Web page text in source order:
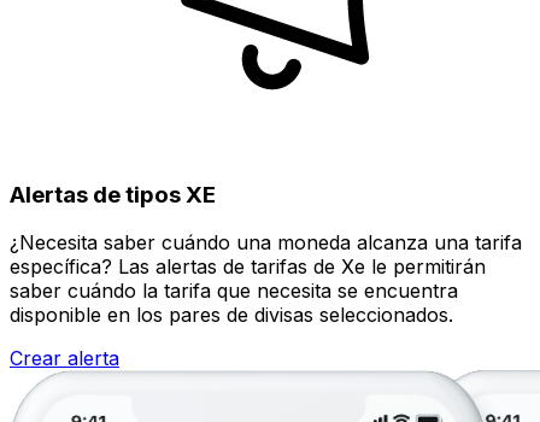
Alertas de tipos XE
¿Necesita saber cuándo una moneda alcanza una tarifa
específica? Las alertas de tarifas de Xe le permitirán
saber cuándo la tarifa que necesita se encuentra
disponible en los pares de divisas seleccionados.
Crear alerta